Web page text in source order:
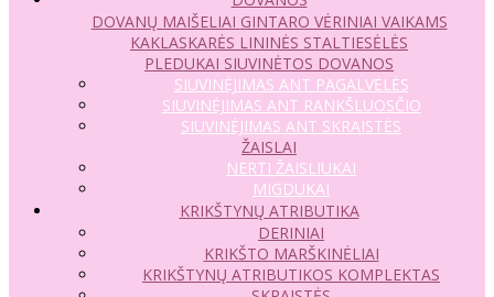
DOVANŲ MAIŠELIAI GINTARO VĖRINIAI VAIKAMS
KAKLASKARĖS LININĖS STALTIESĖLĖS
PLEDUKAI SIUVINĖTOS DOVANOS
SIUVINĖJIMAS ANT PAGALVĖLĖS
SIUVINĖJIMAS ANT RANKŠLUOSČIO
SIUVINĖJIMAS ANT SKRAISTĖS
ŽAISLAI
NERTI ŽAISLIUKAI
MIGDUKAI
KRIKŠTYNŲ ATRIBUTIKA
DERINIAI
KRIKŠTO MARŠKINĖLIAI
KRIKŠTYNŲ ATRIBUTIKOS KOMPLEKTAS